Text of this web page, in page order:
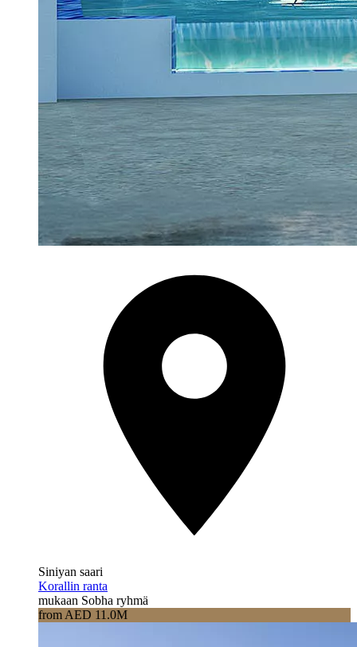
Siniyan saari
Korallin ranta
mukaan Sobha ryhmä
from AED 11.0M